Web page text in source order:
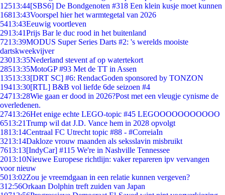
12513:44[SBS6] De Bondgenoten #318 Een klein kusje moet kunnen
16813:43Voorspel hier het warmtegetal van 2026
5413:43Eeuwig voortleven
2913:41Prijs Bar le duc rood in het buitenland
7213:39MODUS Super Series Darts #2: 's werelds mooiste
dartskweekvijver
23013:35Nederland stevent af op watertekort
28513:35MotoGP #93 Met de TT in Assen
13513:33[DRT SC] #6: RendacGoden sponsored by TONZON
19413:30[RTL] B&B vol liefde 6de seizoen #4
24713:28Wie gaan er dood in 2026?Post met een vleugje cynisme de
overledenen.
27413:26Het enige echte LEGO-topic #45 LEGOOOOOOOOOOO
6513:21Trump wil dat J.D. Vance hem in 2028 opvolgt
1813:14Centraal FC Utrecht topic #88 - #CorreiaIn
3213:14Dakloze vrouw maanden als seksslavin misbruikt
7613:13[IndyCar] #115 We're in Nashville Tennessee
2013:10Nieuwe Europese richtlijn: vaker repareren ipv vervangen
voor nieuw
5013:02Zou je vreemdgaan in een relatie kunnen vergeven?
312:56Orkaan Dolphin treft zuiden van Japan